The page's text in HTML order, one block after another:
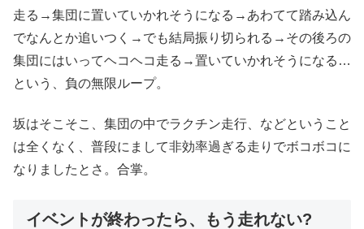
走る→集団に置いていかれそうになる→あわてて踏み込ん
でなんとか追いつく→でも結局振り切られる→その後ろの
集団にはいってヘコヘコ走る→置いていかれそうになる…
という、負の無限ループ。
坂はそこそこ、集団の中でラクチン走行、などということ
は全くなく、普段にまして非効率過ぎる走りでボコボコに
なりましたとさ。合掌。
イベントが終わったら、もう走れない?